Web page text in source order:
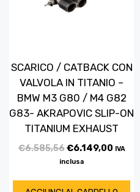
SCARICO / CATBACK CON
VALVOLA IN TITANIO –
BMW M3 G80 / M4 G82
G83- AKRAPOVIC SLIP-ON
TITANIUM EXHAUST
€6.585,56€6.149,00 IVA
inclusa